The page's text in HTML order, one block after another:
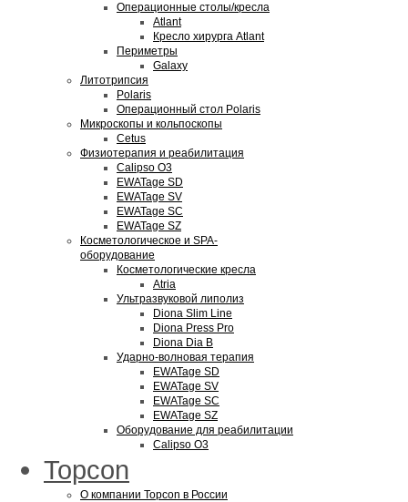
Операционные столы/кресла
Atlant
Кресло хирурга Atlant
Периметры
Galaxy
Литотрипсия
Polaris
Операционный стол Polaris
Микроскопы и кольпоскопы
Cetus
Физиотерапия и реабилитация
Calipso O3
EWATage SD
EWATage SV
EWATage SC
EWATage SZ
Косметологическое и SPA-
оборудование
Косметологические кресла
Atria
Ультразвуковой липолиз
Diona Slim Line
Diona Press Pro
Diona Dia B
Ударно-волновая терапия
EWATage SD
EWATage SV
EWATage SC
EWATage SZ
Оборудование для реабилитации
Calipso O3
Topcon
О компании Topcon в России